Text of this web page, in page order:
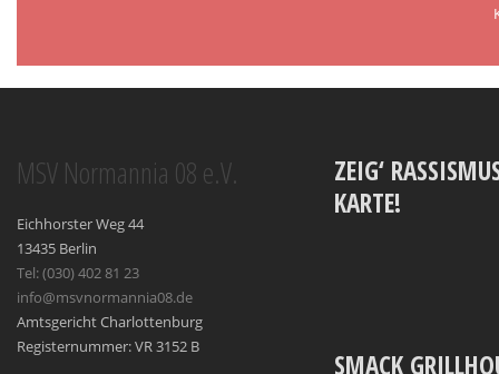
MSV Normannia 08 e.V.
Eichhorster Weg 44
13435 Berlin
Tel: (030) 402 81 23
info@msvnormannia08.de
Amtsgericht Charlottenburg
Registernummer: VR 3152 B
ZEIG‘
KARTE!
SMACK